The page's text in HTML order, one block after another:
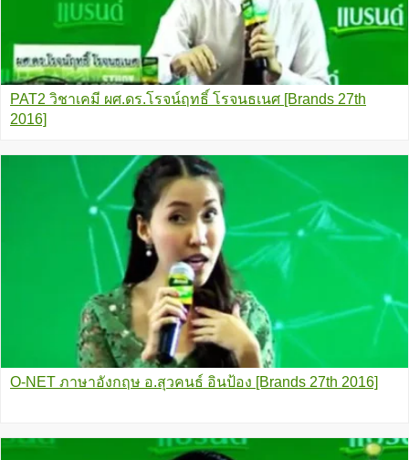
PAT2 วิชาเคมี ผศ.ดร.โรจน์ฤทธิ์ โรจนธเนศ [Brands 27th
2016]
O-NET ภาษาอังกฤษ อ.สุวคนธ์ อินป้อง [Brands 27th 2016]